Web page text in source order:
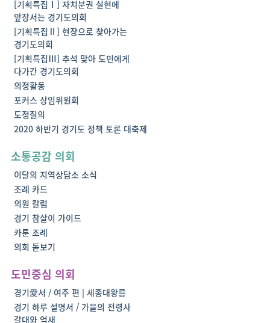
[기획특집Ⅰ] 자치분권 실현에
앞장서는 경기도의회
[기획특집Ⅱ] 현장으로 찾아가는
경기도의회
[기획특집Ⅲ] 추석 맞아 도민에게
다가간 경기도의회
의정활동
포커스 상임위원회
도정질의
2020 하반기 경기도 정책 토론 대축제
소통공감 의회
이달의 지역상담소 소식
조례 카드
의원 칼럼
경기 참살이 가이드
카툰 조례
의회 돋보기
도민중심 의회
경기愛서 / 여주 편 | 세종대왕릉
경기 하루 설명서 / 가을의 전령사
갈대와 억새